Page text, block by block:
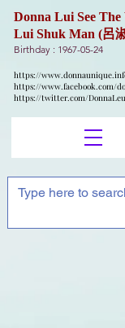
Donna Lui See
Lui Shuk Man (呂
Birthday : 1967-05-24
https://
https://www.facebook.com/
https://twitter.com/